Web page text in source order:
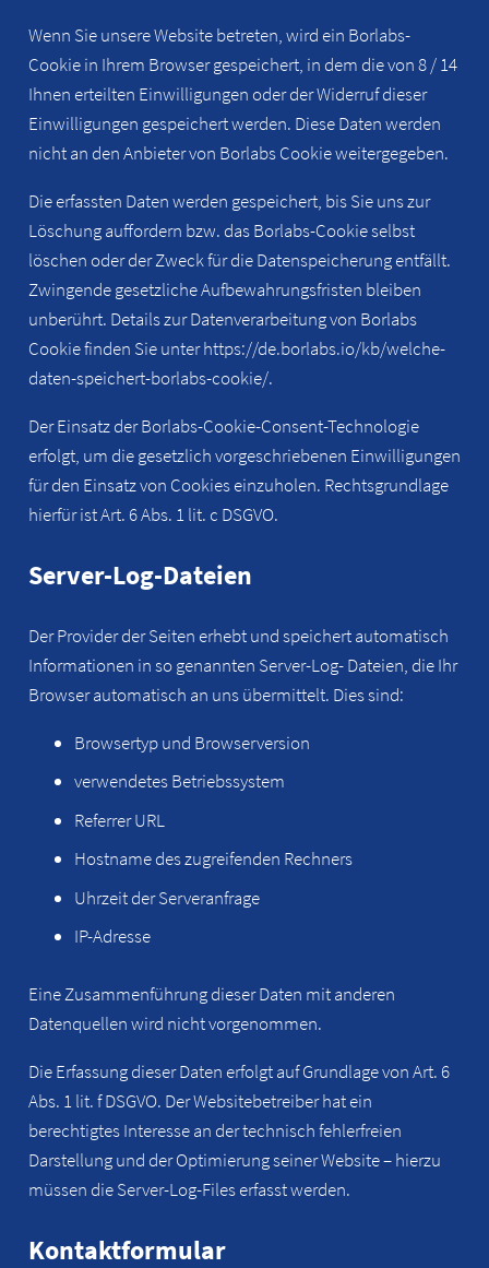
Wenn Sie unsere Website betreten, wird ein Borlabs-
Cookie in Ihrem Browser gespeichert, in dem die von 8 / 14
Ihnen erteilten Einwilligungen oder der Widerruf dieser
Einwilligungen gespeichert werden. Diese Daten werden
nicht an den Anbieter von Borlabs Cookie weitergegeben.
Die erfassten Daten werden gespeichert, bis Sie uns zur
Löschung auffordern bzw. das Borlabs-Cookie selbst
löschen oder der Zweck für die Datenspeicherung entfällt.
Zwingende gesetzliche Aufbewahrungsfristen bleiben
unberührt. Details zur Datenverarbeitung von Borlabs
Cookie finden Sie unter https://de.borlabs.io/kb/welche-
daten-speichert-borlabs-cookie/.
Der Einsatz der Borlabs-Cookie-Consent-Technologie
erfolgt, um die gesetzlich vorgeschriebenen Einwilligungen
für den Einsatz von Cookies einzuholen. Rechtsgrundlage
hierfür ist Art. 6 Abs. 1 lit. c DSGVO.
Server-Log-Dateien
Der Provider der Seiten erhebt und speichert automatisch
Informationen in so genannten Server-Log- Dateien, die Ihr
Browser automatisch an uns übermittelt. Dies sind:
Browsertyp und Browserversion
verwendetes Betriebssystem
Referrer URL
Hostname des zugreifenden Rechners
Uhrzeit der Serveranfrage
IP-Adresse
Eine Zusammenführung dieser Daten mit anderen
Datenquellen wird nicht vorgenommen.
Die Erfassung dieser Daten erfolgt auf Grundlage von Art. 6
Abs. 1 lit. f DSGVO. Der Websitebetreiber hat ein
berechtigtes Interesse an der technisch fehlerfreien
Darstellung und der Optimierung seiner Website – hierzu
müssen die Server-Log-Files erfasst werden.
Kontaktformular